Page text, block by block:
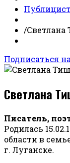
/
Подписаться
Светлана
Писатель,
Родилась
области в
г. Луганске.